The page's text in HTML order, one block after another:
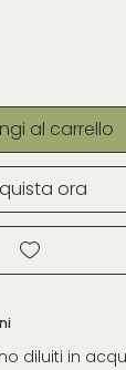
al carrello
ora
diluiti in